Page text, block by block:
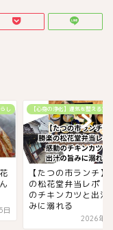
し
日
【心身の浄化】運気を整える食
【たつの市ランチ】
の松花堂弁当レポ！
のチキンカツと出汁
みに溺れる
2026年3